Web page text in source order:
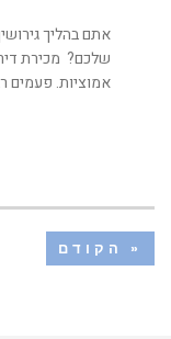
אתם בהליך
שלכם? מכירת
אמוציות. פעמים
« הקודם